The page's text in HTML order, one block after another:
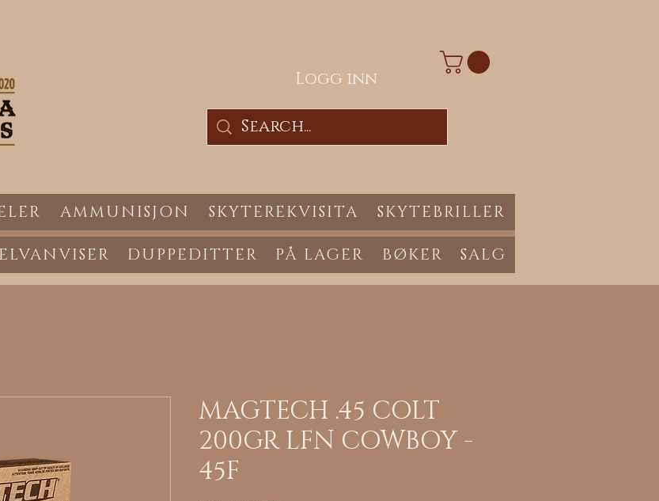
Logg inn
AMMUNISJON SKYTEREKVISITA SKYTEBRILLER
DUPPEDITTER PÅ LAGER BØKER SALG
MAGTECH .45 COLT
200GR LFN COWBOY -
45F